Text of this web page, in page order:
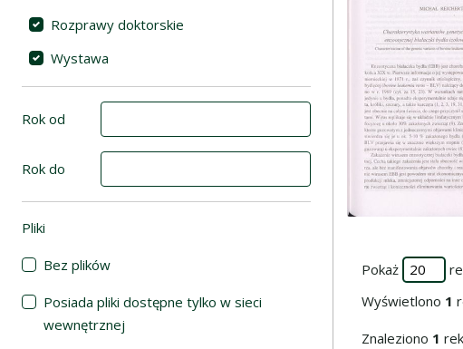
Rozprawy doktorskie
Wystawa
Rok od
Rok do
Pliki
Bez plików
Posiada pliki dostępne tylko w sieci
wewnętrznej
Pokaż
Wyświetlono 1
Znaleziono 1